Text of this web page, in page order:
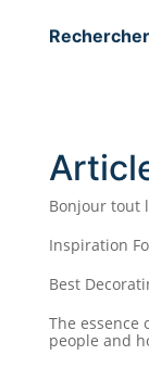
Rechercher
Bonjour tout
Inspiration
Best
The essence
people and